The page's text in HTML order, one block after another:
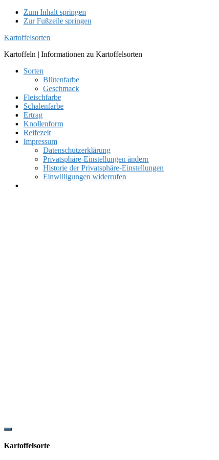
Zum Inhalt springen
Zur Fußzeile springen
Kartoffelsorten
Kartoffeln | Informationen zu Kartoffelsorten
Sorten
Blütenfarbe
Geschmack
Fleischfarbe
Schalenfarbe
Ertrag
Knollenform
Reifezeit
Impressum
Datenschutzerklärung
Privatsphäre-Einstellungen ändern
Historie der Privatsphäre-Einstellungen
Einwilligungen widerrufen
Show
Content
Kartoffelsorte